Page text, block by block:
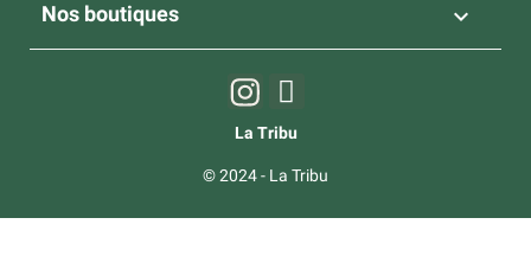
Nos boutiques 
La Tribu
© 2024 - La Tribu